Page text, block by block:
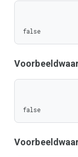
false
false